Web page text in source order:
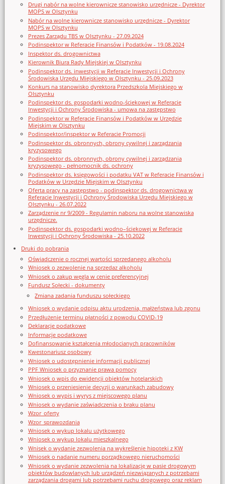
Drugi nabór na wolne kierownicze stanowisko urzędnicze - Dyrektor
MOPS w Olsztynku
Nabór na wolne kierownicze stanowisko urzędnicze - Dyrektor
MOPS w Olsztynku
Prezes Zarządu TBS w Olsztynku - 27.09.2024
Podinspektor w Referacie Finansów i Podatków - 19.08.2024
Inspektor ds. drogownictwa
Kierownik Biura Rady Miejskiej w Olsztynku
Podinspektor ds. inwestycji w Referacie Inwestycji i Ochrony
Środowiska Urzędu Miejskiego w Olsztynku - 25.09.2023
Konkurs na stanowisko dyrektora Przedszkola Miejskiego w
Olsztynku
Podinspektor ds. gospodarki wodno-ściekowej w Referacie
Inwestycji i Ochrony Środowiska - umowa na zastępstwo
Podinspektor w Referacie Finansów i Podatków w Urzędzie
Miejskim w Olsztynku
Podinspektor/inspektor w Referacie Promocji
Podinspektor ds. obronnych, obrony cywilnej i zarządzania
kryzysowego
Podinspektor ds. obronnych, obrony cywilnej i zarządzania
kryzysowego - pełnomocnik ds. ochrony
Podinspektor ds. księgowości i podatku VAT w Referacie Finansów i
Podatków w Urzędzie Miejskim w Olsztynku
Oferta pracy na zastępstwo - podinspektor ds. drogownictwa w
Referacie Inwestycji i Ochrony Środowiska Urzędu Miejskiego w
Olsztynku - 26.07.2022
Zarządzenie nr 9/2009 - Regulamin naboru na wolne stanowiska
urzędnicze.
Podinspektor ds. gospodarki wodno–ściekowej w Referacie
Inwestycji i Ochrony Środowiska - 25.10.2022
Druki do pobrania
Oświadczenie o rocznej wartości sprzedanego alkoholu
Wniosek o zezwolenie na sprzedaz alkoholu
Wniosek o zakup węgla w cenie preferencyjnej
Fundusz Sołecki - dokumenty
Zmiana zadania funduszu sołeckiego
Wniosek o wydanie odpisu aktu urodzenia, małżeństwa lub zgonu
Przedłużenie terminu płatności z powodu COVID-19
Deklaracje podatkowe
Informacje podatkowe
Dofinansowanie kształcenia młodocianych pracowników
Kwestonariusz osobowy
Wniosek o udostępnienie informacji publicznej
PPF Wniosek o przyznanie prawa pomocy
Wniosek o wpis do ewidencji obiektów hotelarskich
Wniosek o przeniesienie decyzji o warunkach zabudowy
Wniosek o wypis i wyrys z miejscowego planu
Wniosek o wydanie zaświadczenia o braku planu
Wzor_oferty
Wzor_sprawozdania
Wniosek o wykup lokalu użytkowego
Wniosek o wykup lokalu mieszkalnego
Wnisek o wydanie zezwolenia na wykreślenie hipoteki z KW
Wniosek o nadanie numeru porządkowego nieruchomości
Wniosek o wydanie zezwolenia na lokalizację w pasie drogowym
obiektów budowlanych lub urządzeń niezwiązanych z potrzebami
zarządzania drogami lub potrzebami ruchu drogowego oraz reklam